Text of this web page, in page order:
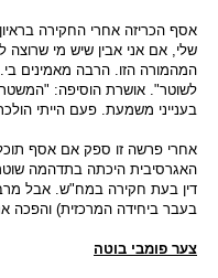
אסף הכריזה אחרי החקירה
שלי, אם אני אבין שיש מי שרוצה
המהמורה הזו. הרבה מאמינים
לשוטר". אושרת הוסיפה:
בענייני משמעת. פעם הייתי
אחרי פרשה זו ספק אם אסף
האגרסיבית היכתה בתדהמה
דין בעת חקירה במח"ש. אבל
בעבר ביחידה המרכזית)
צער פומבי בוטה